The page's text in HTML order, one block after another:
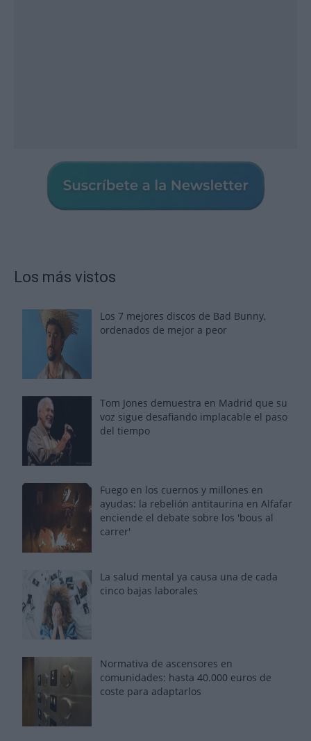
Los más vistos
Los 7 mejores discos de Bad Bunny,
ordenados de mejor a peor
Tom Jones demuestra en Madrid que su
voz sigue desafiando implacable el paso
del tiempo
Fuego en los cuernos y millones en
ayudas: la rebelión antitaurina en Alfafar
enciende el debate sobre los 'bous al
carrer'
La salud mental ya causa una de cada
cinco bajas laborales
Normativa de ascensores en
comunidades: hasta 40.000 euros de
coste para adaptarlos